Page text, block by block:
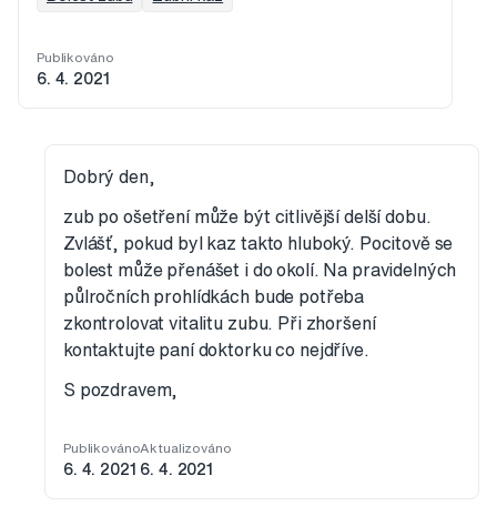
Publikováno
6. 4. 2021
Dobrý den,
zub po ošetření může být citlivější delší dobu.
Zvlášť, pokud byl kaz takto hluboký. Pocitově se
bolest může přenášet i do okolí. Na pravidelných
půlročních prohlídkách bude potřeba
zkontrolovat vitalitu zubu. Při zhoršení
kontaktujte paní doktorku co nejdříve.
S pozdravem,
Publikováno
6. 4. 2021
Aktualizováno
6. 4. 2021